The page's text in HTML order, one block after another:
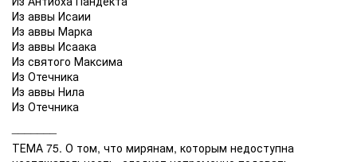
Из аввы Исаии
Из аввы Марка
Из аввы Исаака
Из святого Максима
Из Отечника
Из аввы Нила
Из Отечника
ТЕМА 75. О том, что мирянам, которым недоступна